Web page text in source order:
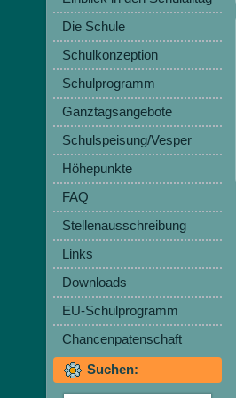
Die Schule
Schulkonzeption
Schulprogramm
Ganztagsangebote
Schulspeisung/Vesper
Höhepunkte
FAQ
Stellenausschreibung
Links
Downloads
EU-Schulprogramm
Chancenpatenschaft
Suchen: